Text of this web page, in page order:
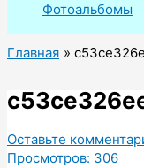
Фотоальбомы
Главная
Оставьте
Просмотров: 306